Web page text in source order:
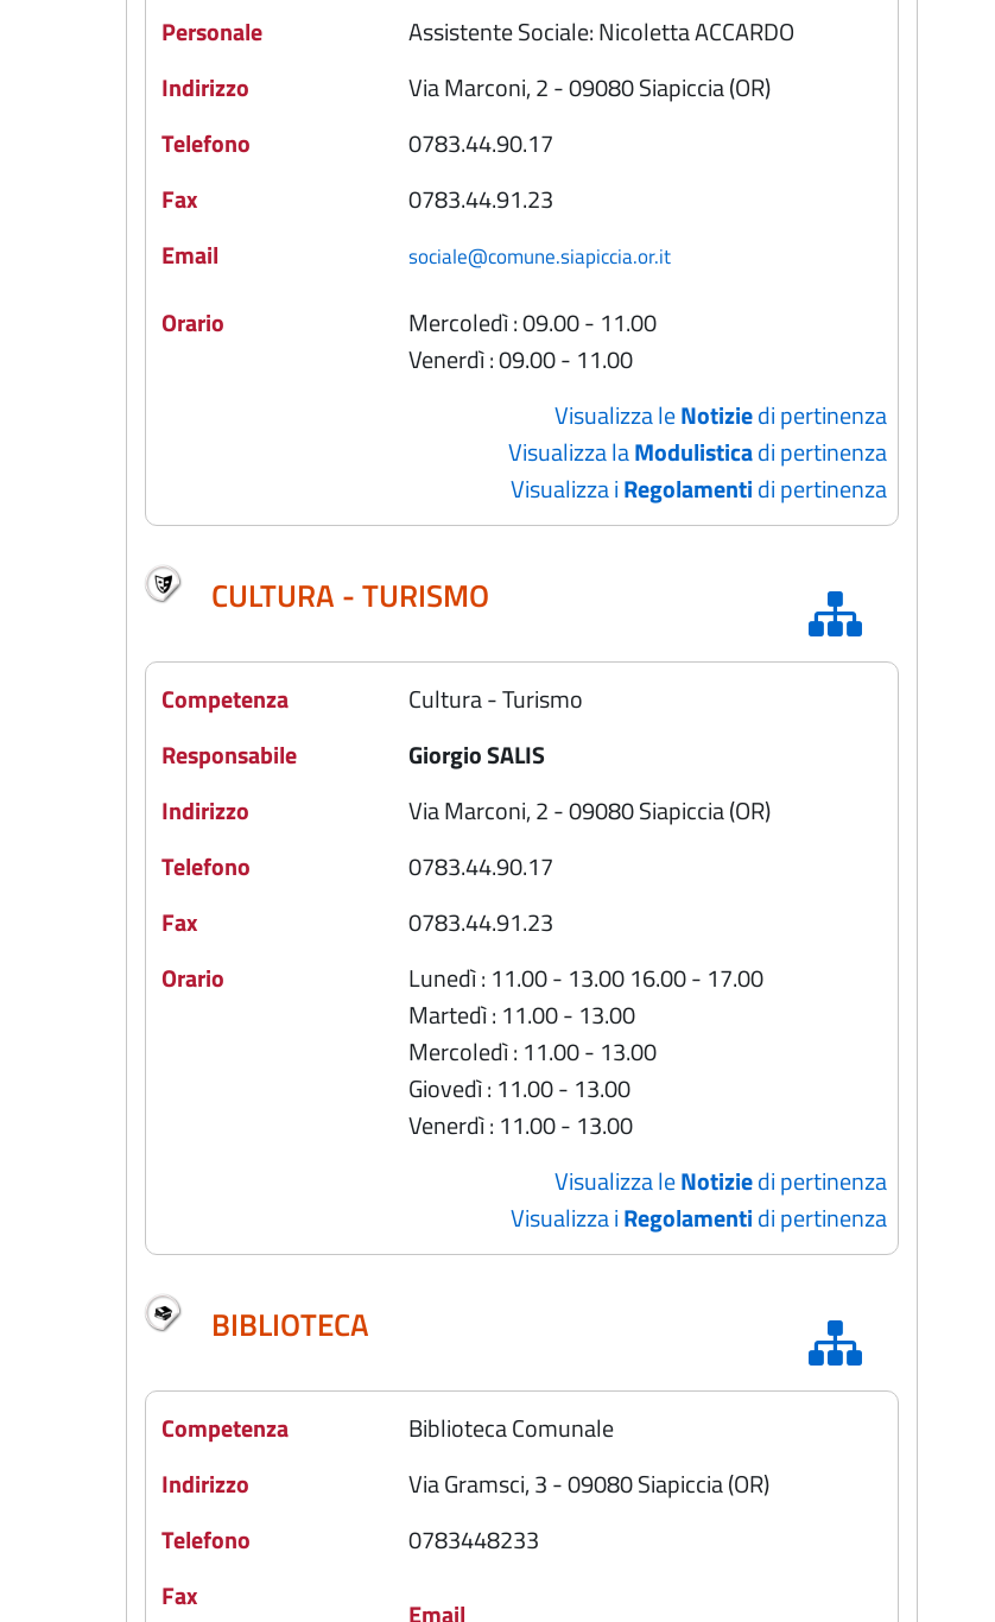
Personale
Assistente Sociale: Nicoletta ACCARDO
Indirizzo
Via Marconi, 2 - 09080 Siapiccia (OR)
Telefono
0783.44.90.17
Fax
0783.44.91.23
Email
sociale@comune.siapiccia.or.it
Orario
Mercoledì : 09.00 - 11.00
Venerdì : 09.00 - 11.00
Visualizza leNotiziedi pertinenza
Visualizza laModulisticadi pertinenza
Visualizza iRegolamentidi pertinenza
CULTURA - TURISMO
Competenza
Cultura - Turismo
Responsabile
Giorgio SALIS
Indirizzo
Via Marconi, 2 - 09080 Siapiccia (OR)
Telefono
0783.44.90.17
Fax
0783.44.91.23
Orario
Lunedì : 11.00 - 13.00 16.00 - 17.00
Martedì : 11.00 - 13.00
Mercoledì : 11.00 - 13.00
Giovedì : 11.00 - 13.00
Venerdì : 11.00 - 13.00
Visualizza leNotiziedi pertinenza
Visualizza iRegolamentidi pertinenza
BIBLIOTECA
Competenza
Biblioteca Comunale
Indirizzo
Via Gramsci, 3 - 09080 Siapiccia (OR)
Telefono
0783448233
Fax
Email